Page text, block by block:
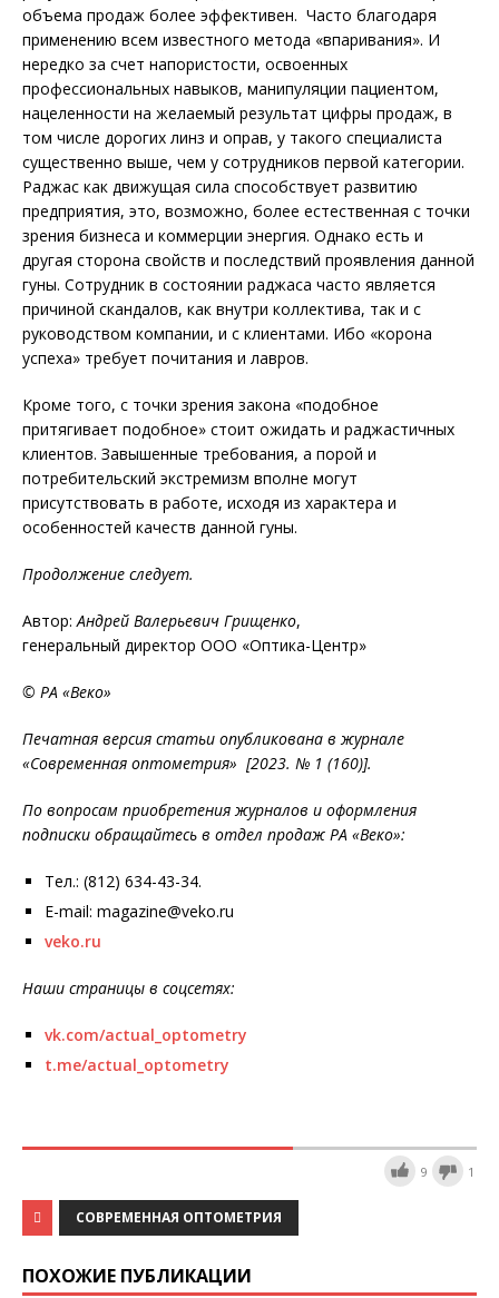
объема продаж более эффективен. Часто благодаря
применению всем известного метода «впаривания». И
нередко за счет на­пористости, освоенных
профессиональных навыков, манипуляции пациентом,
нацеленности на желаемый результат цифры продаж, в
том числе дорогих линз и оправ, у такого специалиста
существенно выше, чем у сотрудников первой категории.
Раджас как движущая сила способству­ет развитию
предприятия, это, возможно, более естественная с точки
зрения бизнеса и коммерции энергия. Однако есть и
другая сторона свойств и последствий проявления данной
гуны. Сотрудник в состоянии раджаса часто является
причиной скандалов, как внутри коллектива, так и с
руководством компании, и с клиентами. Ибо «корона
успеха» требует почитания и лавров.
Кроме того, с точки зрения закона «подобное
притягивает подобное» стоит ожидать и раджастичных
клиентов. Завышенные требования, а порой и
потребительский экстремизм вполне могут
присутствовать в работе, исходя из характера и
особенностей качеств данной гуны.
Продолжение следует.
Автор:Андрей Валерьевич Грищенко,
генеральный директор ООО «Оптика-Центр»
© РА «Веко»
Печатная версия статьи опубликована в журнале
«Современная оптометрия» [2023. № 1 (160)].
По вопросам приобретения журналов и оформления
подписки обращайтесь в отдел продаж РА «Веко»:
Тел.: (812) 634-43-34.
E-mail: magazine@veko.ru
veko.ru
Наши страницы в соцсетях:
vk.com/actual_optometry
t.me/actual_optometry
9 1
СОВРЕМЕННАЯ ОПТОМЕТРИЯ
ПОХОЖИЕ ПУБЛИКАЦИИ